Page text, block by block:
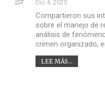
Dic 4, 2025
Compartieron sus
sobre el manejo de
análisis de
crimen organizado,
LEE MÁS...